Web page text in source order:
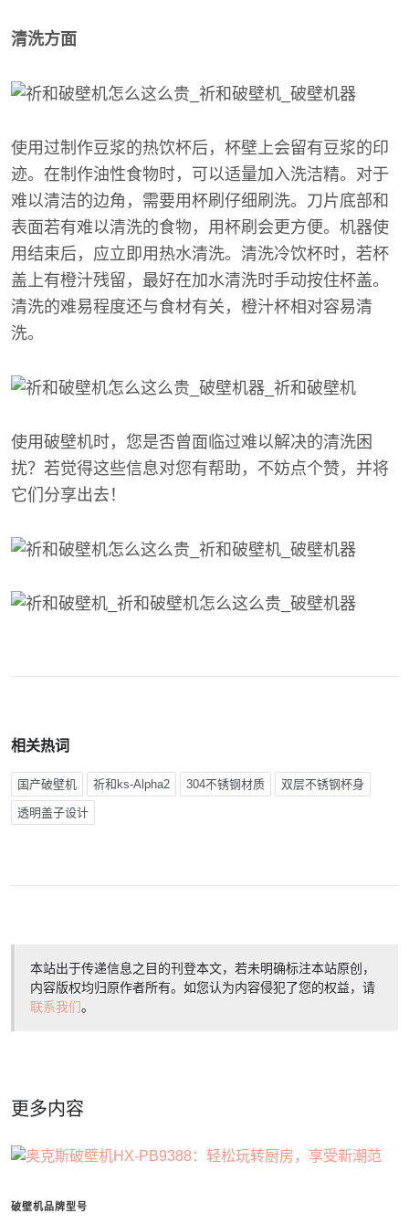
清洗方面
使用过制作豆浆的热饮杯后，杯壁上会留有豆浆的印
迹。在制作油性食物时，可以适量加入洗洁精。对于
难以清洁的边角，需要用杯刷仔细刷洗。刀片底部和
表面若有难以清洗的食物，用杯刷会更方便。机器使
用结束后，应立即用热水清洗。清洗冷饮杯时，若杯
盖上有橙汁残留，最好在加水清洗时手动按住杯盖。
清洗的难易程度还与食材有关，橙汁杯相对容易清
洗。
使用破壁机时，您是否曾面临过难以解决的清洗困
扰？若觉得这些信息对您有帮助，不妨点个赞，并将
它们分享出去！
相关热词
国产破壁机 祈和ks-Alpha2 304不锈钢材质 双层不锈钢杯身
透明盖子设计
本站出于传递信息之目的刊登本文，若未明确标注本站原创，
内容版权均归原作者所有。如您认为内容侵犯了您的权益，请
联系我们。
更多内容
破壁机品牌型号